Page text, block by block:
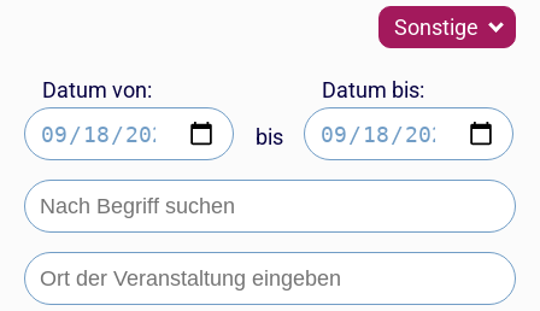
Sonstige
Datum von:
bis
Datum bis: